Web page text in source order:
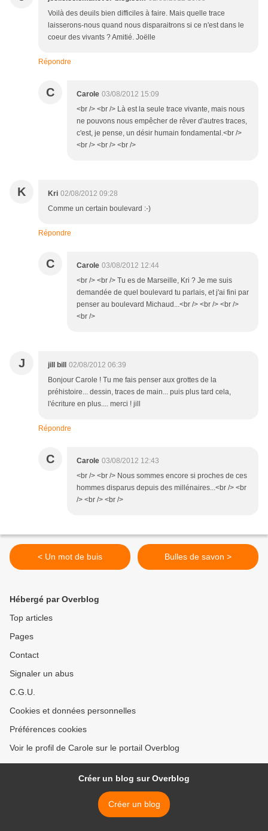
Voilà des deuils bien difficiles à faire. Mais quelle trace
laisserons-nous quand nous disparaitrons si ce n'est dans le
coeur des vivants ? Amitié. Joëlle
Répondre
C Carole 03/08/2012 15:09
<br /> <br /> Là est la seule trace vivante, mais nous
ne pouvons nous empêcher de rêver d'autres traces,
c'est, je pense, un désir humain fondamental.<br />
<br /> <br /> <br />
K Kri 02/08/2012 09:28
Comme un certain boulevard :-)
Répondre
C Carole 03/08/2012 12:44
<br /> <br /> Tu es de Marseille, Kri ? Je me suis
demandée de quel boulevard tu parlais, et j'ai fini par
penser au boulevard Michaud...<br /> <br /> <br />
<br />
J jill bill
02/08/2012 06:39
Bonjour Carole ! Tu me fais penser aux grottes de la
préhistoire... dessin, traces de main... puis plus tard cela,
l'écriture en plus.... merci ! jill
Répondre
C Carole 03/08/2012 12:43
<br /> <br /> Nous sommes encore si proches de ces
hommes disparus depuis des millénaires...<br /> <br
/> <br /> <br />
< Un mot de buis Bulles de savon >
Hébergé par Overblog
Top articles
Pages
Contact
Signaler un abus
C.G.U.
Cookies et données personnelles
Préférences cookies
Voir le profil de Carole sur le portail Overblog
Créer un blog sur Overblog
Créer un blog